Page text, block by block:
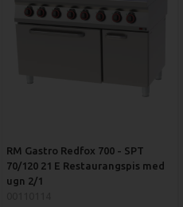
RM Gastro Redfox 700 - SPT
70/120 21 E Restaurangspis med
ugn 2/1